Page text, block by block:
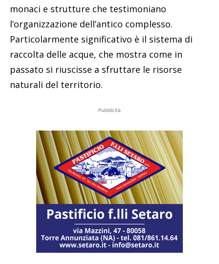
monaci e strutture che testimoniano
l’organizzazione dell’antico complesso.
Particolarmente significativo è il sistema di
raccolta delle acque, che mostra come in
passato si riuscisse a sfruttare le risorse
naturali del territorio.
Pubblicità